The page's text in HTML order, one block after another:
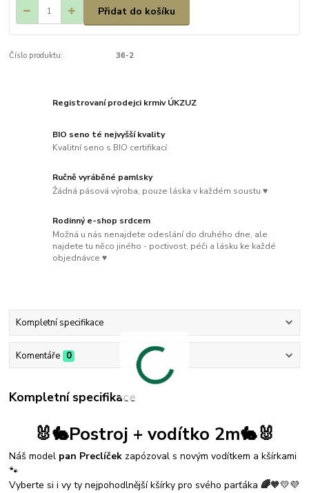
Přidat do košíku
Číslo produktu: 36-2
Registrovaní prodejci krmiv ÚKZUZ
BIO seno té nejvyšší kvality
Kvalitní seno s BIO certifikací
Ručně vyráběné pamlsky
Žádná pásová výroba, pouze láska v každém soustu ♥
Rodinný e-shop srdcem
Možná u nás nenajdete odeslání do druhého dne, ale
najdete tu něco jiného - poctivost, péči a lásku ke každé
objednávce ♥
Kompletní specifikace
Komentáře 0
Kompletní specifikace
🐰🐇Postroj + vodítko 2m🐇🐰
Náš model pan Preclíček zapózoval s novým vodítkem a kšírkami
🐾
Vyberte si i vy ty nejpohodlnější kšírky pro svého parťáka🌈🧡💛💜